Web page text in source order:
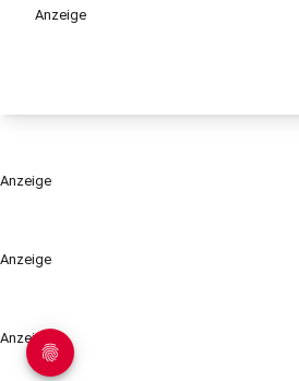
Anzeige
Anzeige
Anzeige
Anzeige